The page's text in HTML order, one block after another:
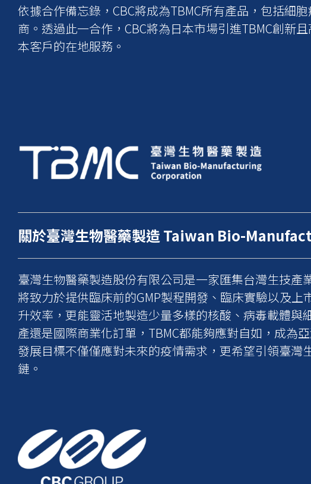
依據合作備忘錄，CBC將成為TBMC所有產品，包括細
商。透過此一合作，CBC將為日本市場引進TBMC創新
本客戶的在地服務。
關於臺灣生物醫藥製造 Taiwan Bio-
臺灣生物醫藥製造股份有限公司是一家匯集台灣生技產
將致力於提供臨床前的GMP製程開發、臨床實驗以及
升效率，更能靈活地製造少量多樣的核酸、病毒載體
產還是國際商業化訂單，TBMC都能夠應對自如，成為
發展目標不僅僅應對未來的疫情需求，更希望引領臺
鏈。